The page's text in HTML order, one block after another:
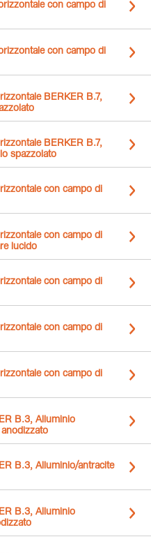
con campo di
con campo di
BERKER B.7,
BERKER B.7,
spazzolato
con campo di
con campo di
lucido
con campo di
con campo di
con campo di
B.3, Alluminio
B.3, Alluminio/antracite
B.3, Alluminio